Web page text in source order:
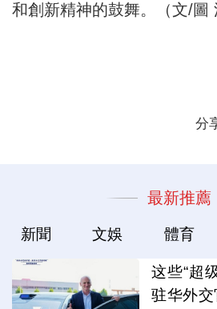
和創新精神的鼓舞。（文/圖
分
最新推薦
新聞 文娛 體育
这些“超
驻华外